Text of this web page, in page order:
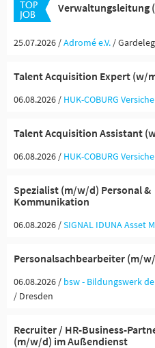
Verwaltungsleitung
25.07.2026 /Adromé e.V. /
Talent Acquisition Expert (w/
06.08.2026 / HUK-COBURG
Talent Acquisition Assistant
06.08.2026 / HUK-COBURG
Spezialist (m/w/d) Personal &
Kommunikation
06.08.2026 /SIGNAL IDUNA Asset
Personalsachbearbeiter (m/
06.08.2026 / bsw - Bildungswerk
/ Dresden
Recruiter / HR-Business-
(m/w/d) im Außendienst